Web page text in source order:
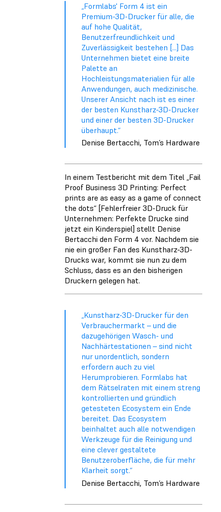
„Formlabs' Form 4 ist ein
Premium-3D-Drucker für alle, die
auf hohe Qualität,
Benutzerfreundlichkeit und
Zuverlässigkeit bestehen [...] Das
Unternehmen bietet eine breite
Palette an
Hochleistungsmaterialien für alle
Anwendungen, auch medizinische.
Unserer Ansicht nach ist es einer
der besten Kunstharz-3D-Drucker
und einer der besten 3D-Drucker
überhaupt.“
Denise Bertacchi, Tom’s Hardware
In einem Testbericht mit dem Titel „Fail
Proof Business 3D Printing: Perfect
prints are as easy as a game of connect
the dots“ [Fehlerfreier 3D-Druck für
Unternehmen: Perfekte Drucke sind
jetzt ein Kinderspiel] stellt Denise
Bertacchi den Form 4 vor. Nachdem sie
nie ein großer Fan des Kunstharz-3D-
Drucks war, kommt sie nun zu dem
Schluss, dass es an den bisherigen
Druckern gelegen hat.
„Kunstharz-3D-Drucker für den
Verbrauchermarkt – und die
dazugehörigen Wasch- und
Nachhärtestationen – sind nicht
nur unordentlich, sondern
erfordern auch zu viel
Herumprobieren. Formlabs hat
dem Rätselraten mit einem streng
kontrollierten und gründlich
getesteten Ecosystem ein Ende
bereitet. Das Ecosystem
beinhaltet auch alle notwendigen
Werkzeuge für die Reinigung und
eine clever gestaltete
Benutzeroberfläche, die für mehr
Klarheit sorgt.“
Denise Bertacchi, Tom’s Hardware